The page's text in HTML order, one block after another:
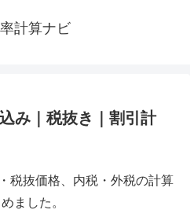
計算ナビ
み｜税抜き｜割引計
税抜価格、内税・外税の計算
ました。